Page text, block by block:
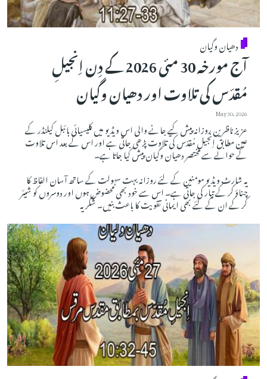
دھیان وگیان
آج مورخہ 30 مئی 2026 کے دِن اِنجیلِ
مُقدّس کی تلاوت اور دھیان وگیان
May 30, 2026
عزیز ناظرین روزانہ پیش کیے جانے والی اس ویڈیو میں کلیسیائی بائبل کیلنڈر کے
عین مطابق اِنجیلِ مُقدّس کی تلاوت پڑھی جاتی ہے اور اس کے بعد اس تلاوت
کے حوالے سے مختصر دھیان وگیان پیش کیا جاتا ہے۔
یہ شارٹ ویڈیو مومنین کے لئے روزانہ بہت سہولت کے ساتھ آسان الفاظ کا
چناؤ کر کے تیار کی جاتی ہے۔ اس سے خود بھی محضوض ہوں اور دوسروں کو شیئر
کر کے ان کے لئے بھی ایمانی تقویت کا باعث بنیں۔ شکریہ